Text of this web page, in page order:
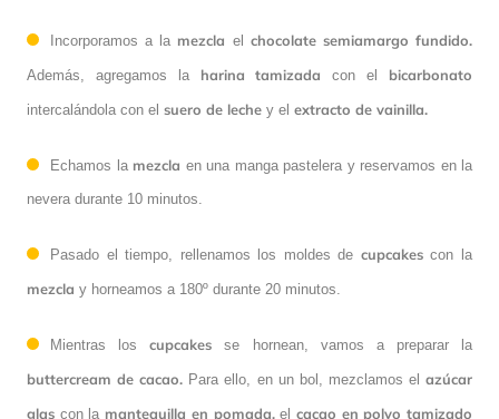
Incorporamos a la mezcla el chocolate semiamargo fundido.
Además, agregamos la harina tamizada con el bicarbonato
intercalándola con el suero de leche y el extracto de vainilla.
Echamos la mezcla en una manga pastelera y reservamos en la
nevera durante 10 minutos.
Pasado el tiempo, rellenamos los moldes de cupcakescon la
mezcla y horneamos a 180º durante 20 minutos.
Mientras loscupcakes se hornean, vamos a preparar la
buttercream de cacao. Para ello, en un bol, mezclamos elazúcar
glas con la mantequilla en pomada,el cacao en polvo tamizado